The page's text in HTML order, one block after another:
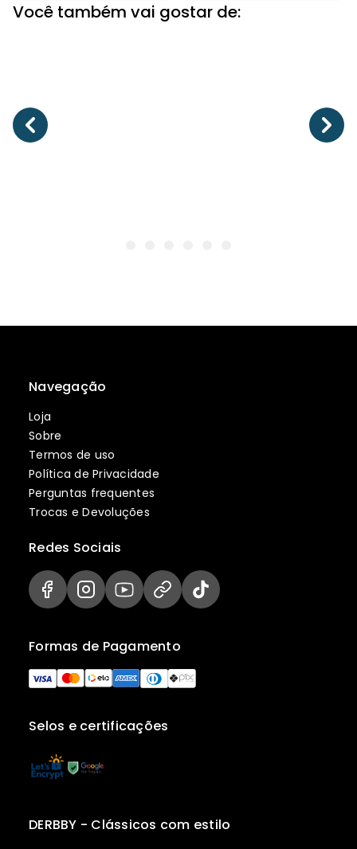
Você também vai gostar de:
Navegação
Loja
Sobre
Termos de uso
Política de Privacidade
Perguntas frequentes
Trocas e Devoluções
Selos e certificações
Formas de Pagamento
Redes Sociais
DERBBY - Clássicos com estilo